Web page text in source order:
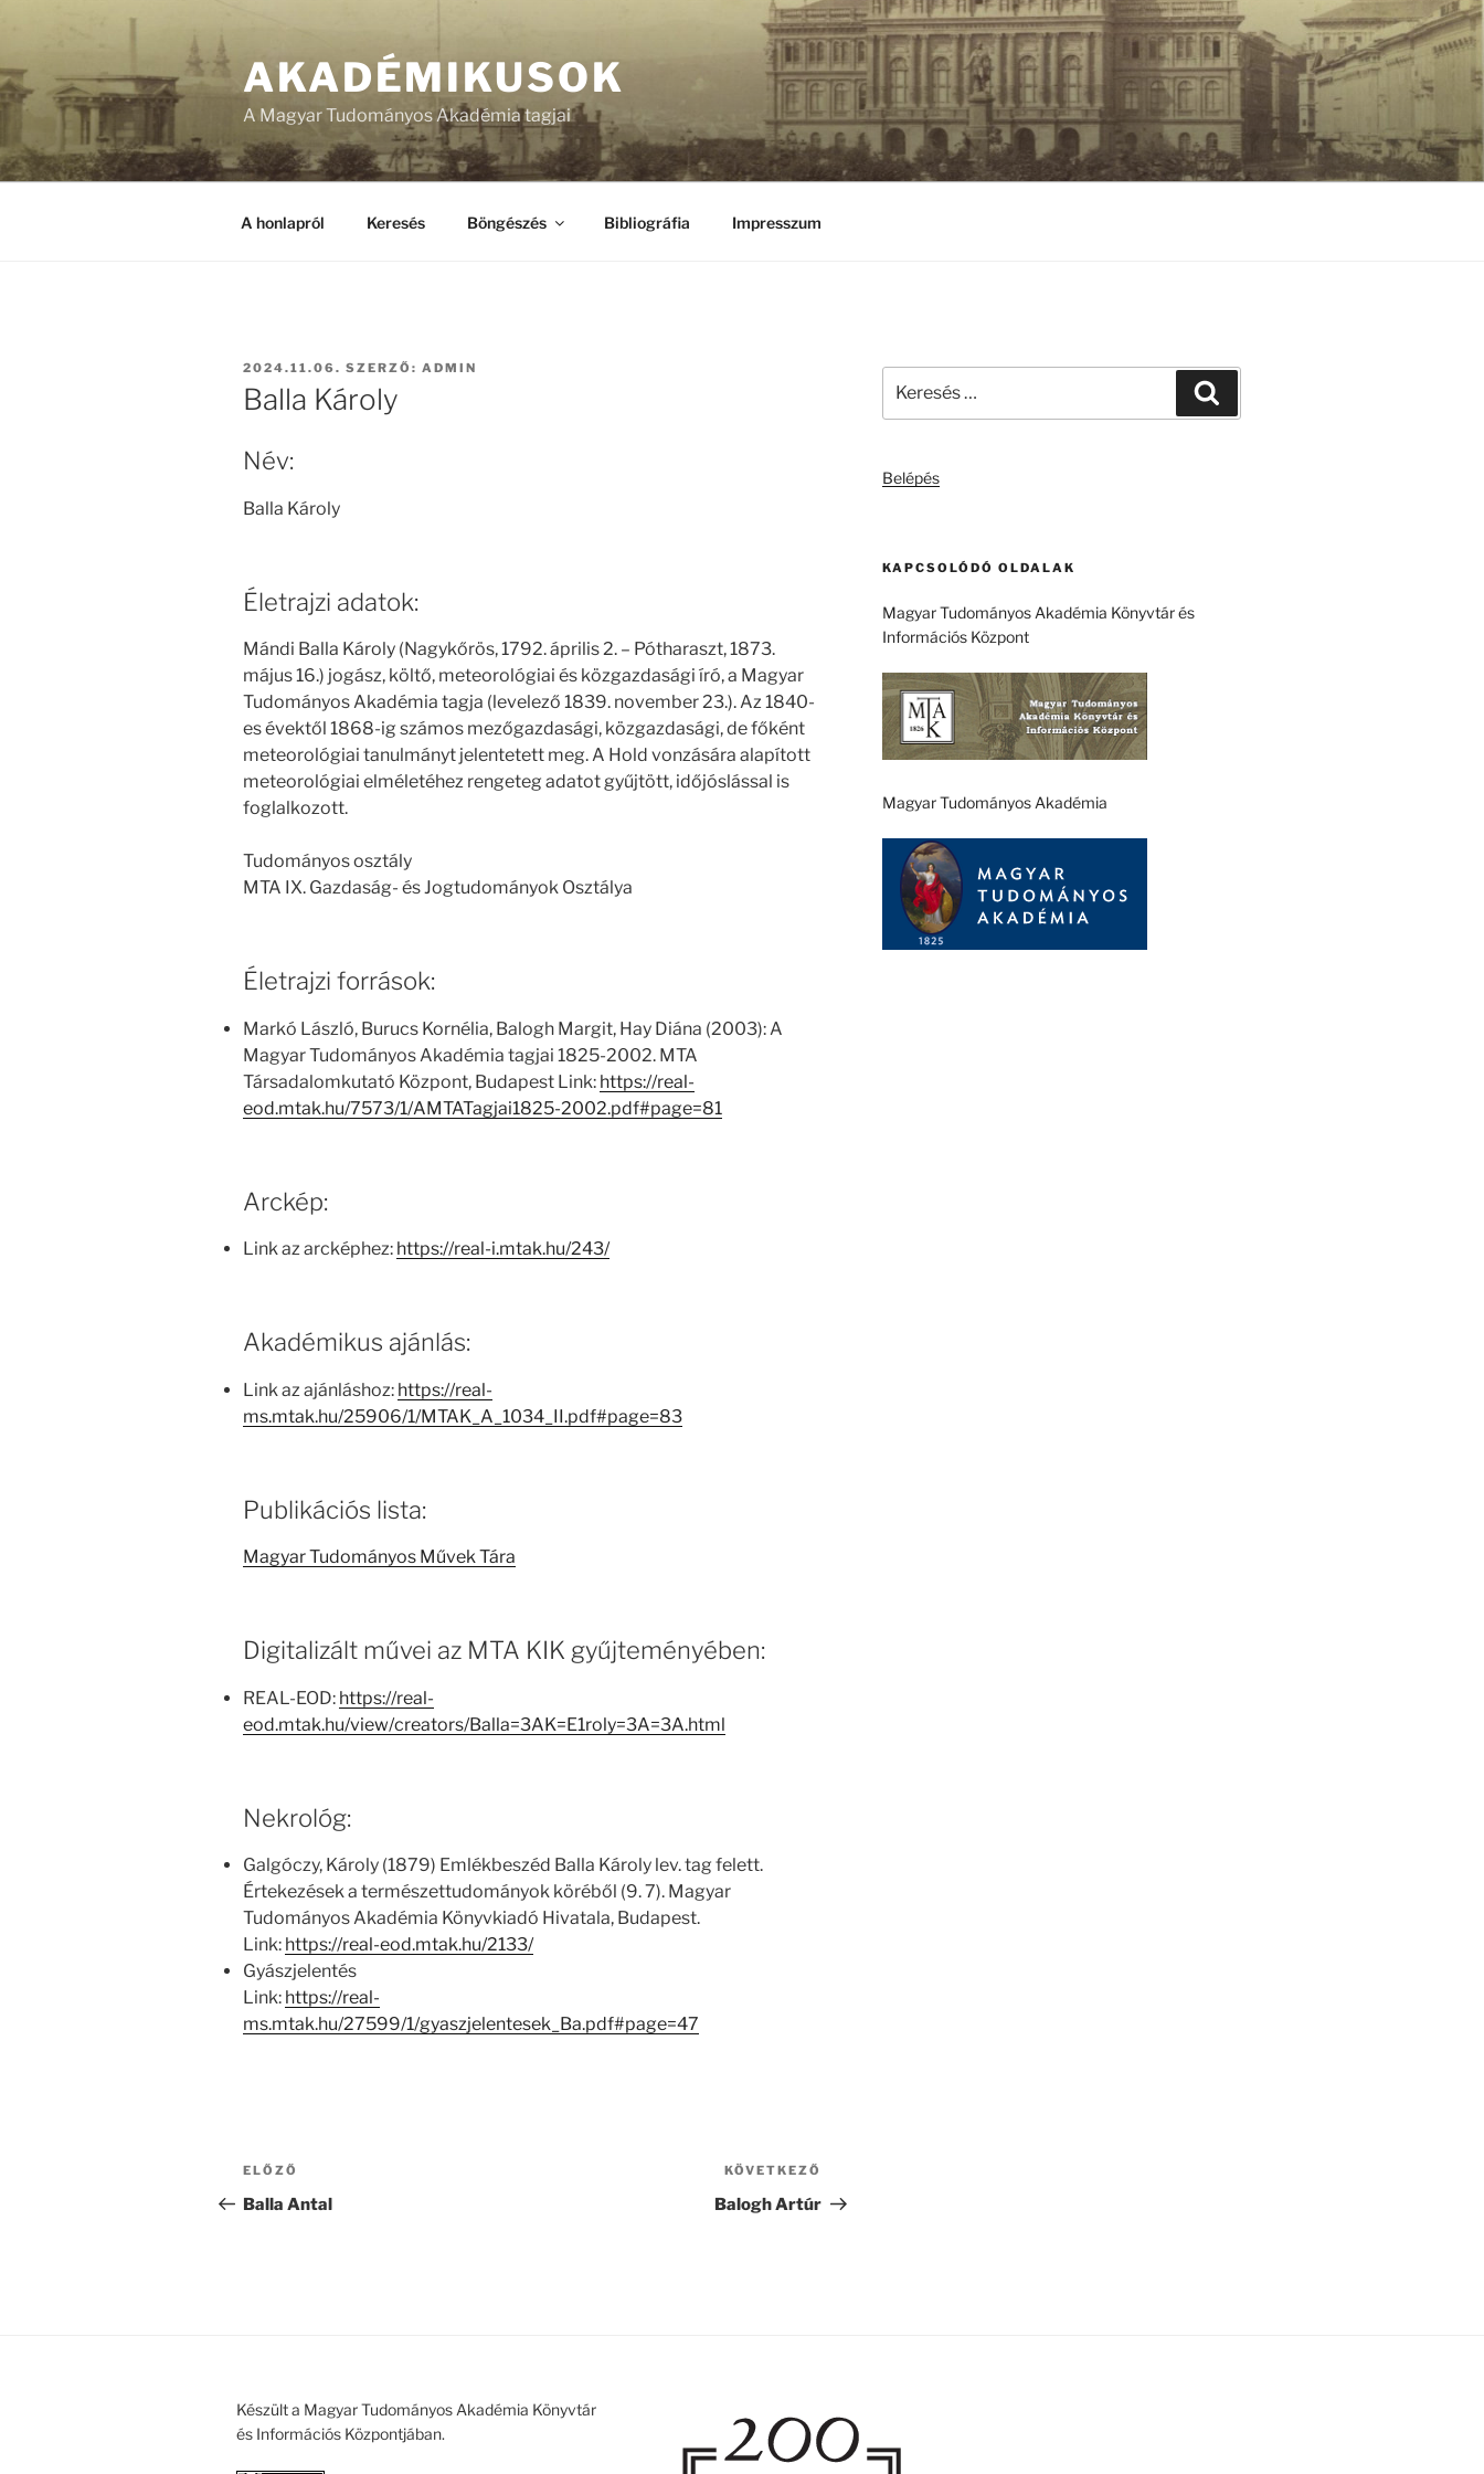
AKADÉMIKUSOK
A Magyar Tudományos Akadémia tagjai
A honlapról Keresés Böngészés Bibliográfia Impresszum
BEKÜLDVE:
2024.11.06. SZERZŐ: ADMIN
Balla Károly
Név:
Balla Károly
Életrajzi adatok:
Mándi Balla Károly (Nagykőrös, 1792. április 2. – Pótharaszt, 1873.
május 16.) jogász, költő, meteorológiai és közgazdasági író, a Magyar
Tudományos Akadémia tagja (levelező 1839. november 23.). Az 1840-
es évektől 1868-ig számos mezőgazdasági, közgazdasági, de főként
meteorológiai tanulmányt jelentetett meg. A Hold vonzására alapított
meteorológiai elméletéhez rengeteg adatot gyűjtött, időjóslással is
foglalkozott.
Tudományos osztály
MTA IX. Gazdaság- és Jogtudományok Osztálya
Életrajzi források:
Markó László, Burucs Kornélia, Balogh Margit, Hay Diána (2003): A
Magyar Tudományos Akadémia tagjai 1825-2002. MTA
Társadalomkutató Központ, Budapest Link: https://real-
eod.mtak.hu/7573/1/AMTATagjai1825-2002.pdf#page=81
Arckép:
Link az arcképhez: https://real-i.mtak.hu/243/
Akadémikus ajánlás:
Link az ajánláshoz: https://real-
ms.mtak.hu/25906/1/MTAK_A_1034_II.pdf#page=83
Publikációs lista:
Magyar Tudományos Művek Tára
Digitalizált művei az MTA KIK gyűjteményében:
REAL-EOD: https://real-
eod.mtak.hu/view/creators/Balla=3AK=E1roly=3A=3A.html
Nekrológ:
Galgóczy, Károly (1879) Emlékbeszéd Balla Károly lev. tag felett.
Értekezések a természettudományok köréből (9. 7). Magyar
Tudományos Akadémia Könyvkiadó Hivatala, Budapest.
Link: https://real-eod.mtak.hu/2133/
Gyászjelentés
Link: https://real-
ms.mtak.hu/27599/1/gyaszjelentesek_Ba.pdf#page=47
Bejegyzés
navigáció
Korábbi
bejegyzés
ELŐZŐ
Balla Antal
bejegyzés
KÖVETKEZŐ
Balogh Artúr
következő
Belépés
KAPCSOLÓDÓ OLDALAK
Magyar Tudományos Akadémia Könyvtár és
Információs Központ
Magyar Tudományos Akadémia
Készült a Magyar Tudományos Akadémia Könyvtár
és Információs Központjában.